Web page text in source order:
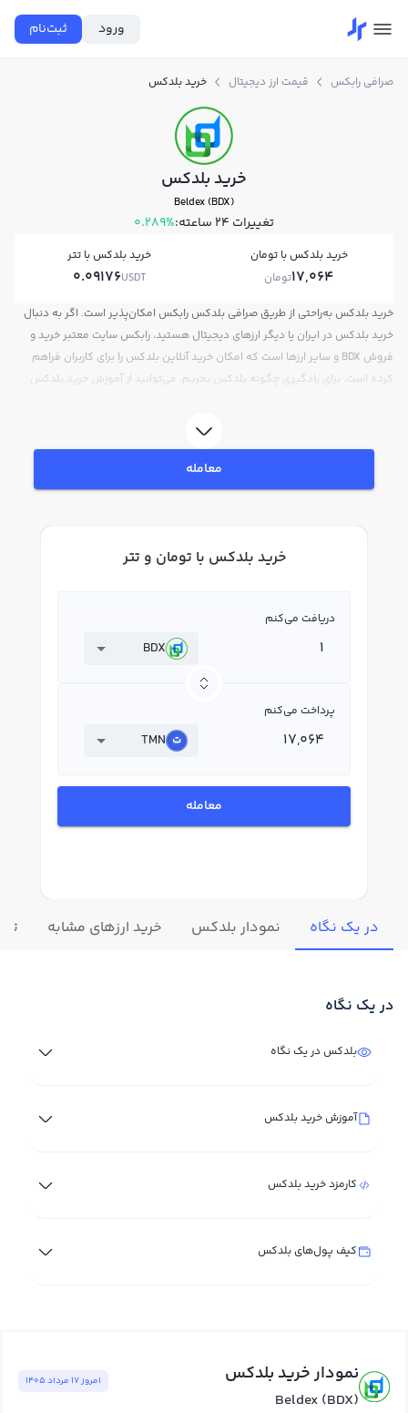
ورود ثبت‌نام
صرافی رابکس قیمت ارز دیجیتال خرید بلدکس
خرید بلدکس
Beldex (BDX)
تغییرات ۲۴ ساعته: 0.289%
خرید بلدکس با تومان
17,064تومان
خرید بلدکس با تتر
0.09176USDT
خرید بلدکس به‌راحتی از طریق صرافی بلدکس رابکس امکان‌پذیر است. اگر به دنبال
خرید بلدکس در ایران یا دیگر ارزهای دیجیتال هستید، رابکس سایت معتبر خرید و
فروش BDX و سایر ارزها است که امکان خرید آنلاین بلدکس را برای کاربران فراهم
کرده است. برای یادگیری چگونه بلدکس بخریم، می‌توانید از آموزش خرید بلدکس
در بازار رابکس، قیمت لحظه‌ای، نمودار و امکانات فروش بلدکس نیز در دسترس شما
قرار دارد تا بتوانید تصمیمات بهتری در معاملات خود بگیرید.
معامله
خرید بلدکس با تومان و تتر
دریافت می‌کنم
BDX
پرداخت می‌کنم
TMN
معامله
در یک نگاه نمودار بلدکس خرید ارزهای مشابه
در یک نگاه
بلدکس در یک نگاه
آموزش خرید بلدکس
کارمزد خرید بلدکس
کیف پول‌های بلدکس
نمودار خرید بلدکس
Beldex (BDX)
امروز ١٧ مرداد ١٤٠٥